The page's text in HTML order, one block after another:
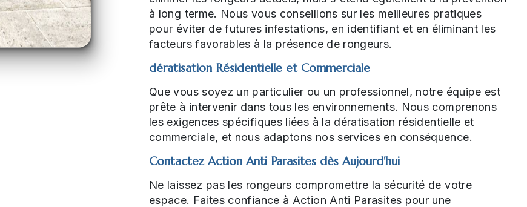
à long terme. Nous vous conseillons sur les meilleures pratiques
pour éviter de futures infestations, en identifiant et en éliminant les
facteurs favorables à la présence de rongeurs.
dératisation Résidentielle et Commerciale
Que vous soyez un particulier ou un professionnel, notre équipe est
prête à intervenir dans tous les environnements. Nous comprenons
les exigences spécifiques liées à la dératisation résidentielle et
commerciale, et nous adaptons nos services en conséquence.
Contactez Action Anti Parasites dès Aujourd'hui
Ne laissez pas les rongeurs compromettre la sécurité de votre
espace. Faites confiance à Action Anti Parasites pour une